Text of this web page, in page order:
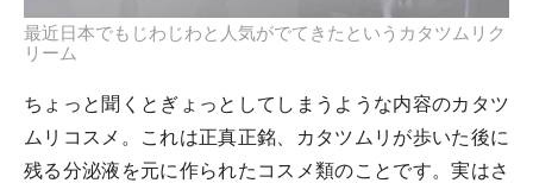
最近日本でもじわじわと人気がでてきたというカタツムリク
リーム
ちょっと聞くとぎょっとしてしまうような内容のカタツ
ムリコスメ。これは正真正銘、カタツムリが歩いた後に
残る分泌液を元に作られたコスメ類のことです。実はさ